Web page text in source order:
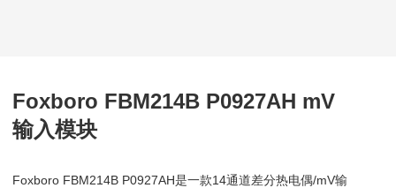
Foxboro FBM214B P0927AH mV
输入模块
Foxboro FBM214B P0927AH是一款14通道差分热电偶/mV输